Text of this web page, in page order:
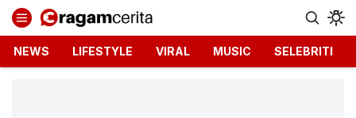
Ragamcerita.com
Informasi Terbaru dan Terkini
NEWS LIFESTYLE VIRAL MUSIC SELEBRITI